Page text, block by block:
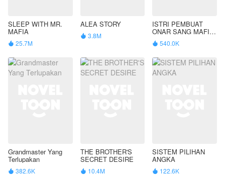
SLEEP WITH MR.
MAFIA
 25.7M
ALEA STORY
 3.8M
ISTRI PEMBUAT
ONAR SANG MAFIA
KEJAM
 540.0K
Grandmaster Yang
Terlupakan
 382.6K
THE BROTHER'S
SECRET DESIRE
 10.4M
SISTEM PILIHAN
ANGKA
 122.6K